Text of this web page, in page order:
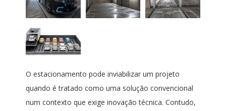
O estacionamento pode inviabilizar um projeto
quando é tratado como uma solução convencional
num contexto que exige inovação técnica. Contudo,